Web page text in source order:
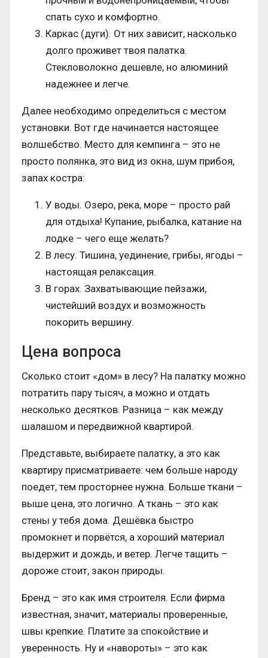
спать сухо и комфортно.
Каркас (дуги). От них зависит, насколько
долго проживет твоя палатка.
Стекловолокно дешевле, но алюминий
надежнее и легче.
Далее необходимо определиться с местом
установки. Вот где начинается настоящее
волшебство. Место для кемпинга – это не
просто полянка, это вид из окна, шум прибоя,
запах костра:
У воды. Озеро, река, море – просто рай
для отдыха! Купание, рыбалка, катание на
лодке – чего еще желать?
В лесу. Тишина, уединение, грибы, ягоды –
настоящая релаксация.
В горах. Захватывающие пейзажи,
чистейший воздух и возможность
покорить вершину.
Цена вопроса
Сколько стоит «дом» в лесу? На палатку можно
потратить пару тысяч, а можно и отдать
несколько десятков. Разница – как между
шалашом и передвижной квартирой.
Представьте, выбираете палатку, а это как
квартиру присматриваете: чем больше народу
поедет, тем просторнее нужна. Больше ткани –
выше цена, это логично. А ткань – это как
стены у тебя дома. Дешёвка быстро
промокнет и порвётся, а хороший материал
выдержит и дождь, и ветер. Легче тащить –
дороже стоит, закон природы.
Бренд – это как имя строителя. Если фирма
известная, значит, материалы проверенные,
швы крепкие. Платите за спокойствие и
уверенность. Ну и «навороты» – это как